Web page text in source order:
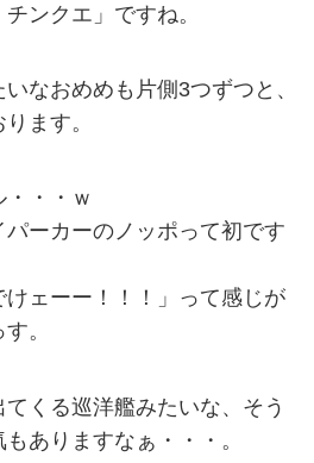
ンクエ」ですね。
なおめめも片側3つずつと、
ます。
・・・ｗ
ーカーのノッポって初です
ェーー！！！」って感じが
。
くる巡洋艦みたいな、そう
ありますなぁ・・・。